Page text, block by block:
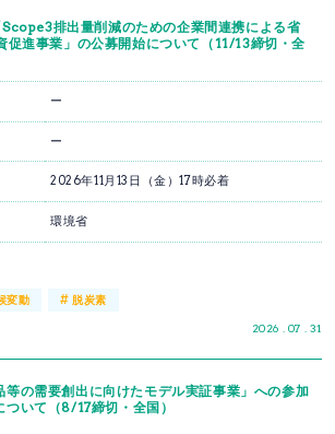
排出量削減のための企業間連携による省
促進事業」の公募開始について（11/13締切・全
2026 . 07 . 31
ー
ー
2026年11月13日（金）17時必着
環境省
変動 #脱炭素
等の需要創出に向けたモデル実証事業」への参加
ついて（8/17締切・全国）